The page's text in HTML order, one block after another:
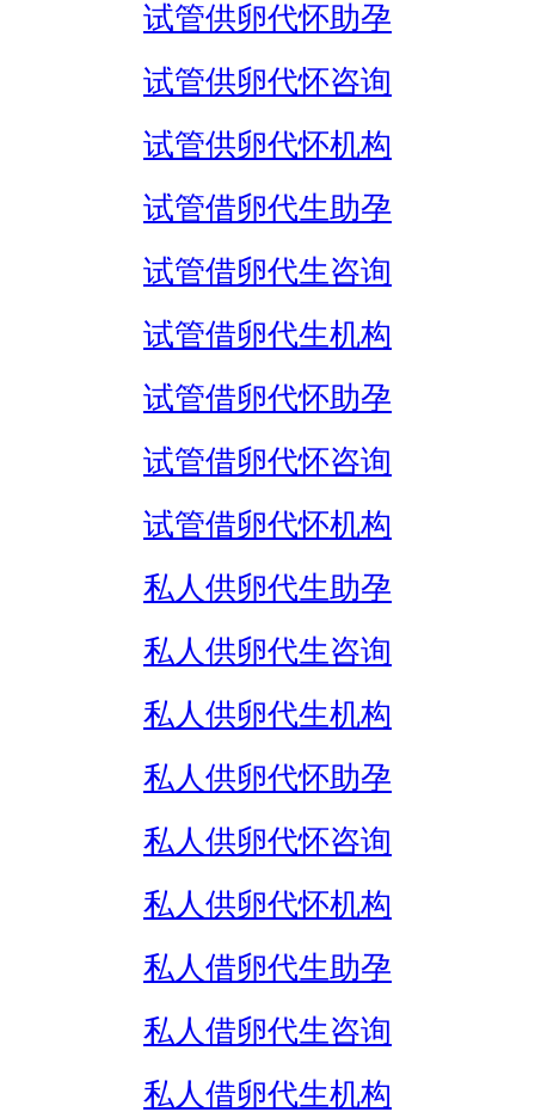
试管供卵代怀助孕
试管供卵代怀咨询
试管供卵代怀机构
试管借卵代生助孕
试管借卵代生咨询
试管借卵代生机构
试管借卵代怀助孕
试管借卵代怀咨询
试管借卵代怀机构
私人供卵代生助孕
私人供卵代生咨询
私人供卵代生机构
私人供卵代怀助孕
私人供卵代怀咨询
私人供卵代怀机构
私人借卵代生助孕
私人借卵代生咨询
私人借卵代生机构